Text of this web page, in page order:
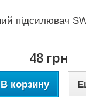
підсилювач
48 грн
В корзину